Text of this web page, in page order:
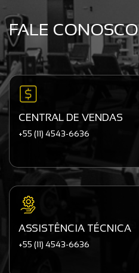
FALE CONOSCO
CENTRAL DE VENDAS
+55 (11) 4543-6636
ASSISTÊNCIA TÉCNICA
+55 (11) 4543-6636